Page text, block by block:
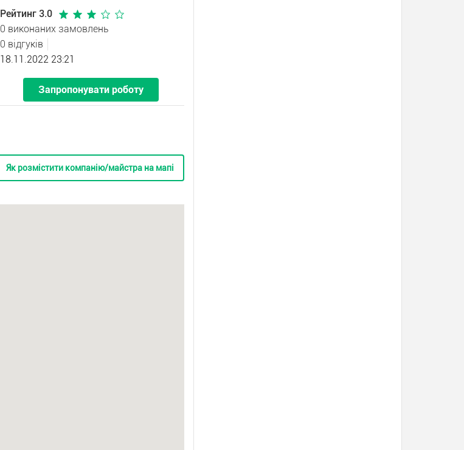
Рейтинг 3.0
0 виконаних замовлень
0 відгуків
18.11.2022 23:21
Запропонувати роботу
Як розмістити компанію/майстра на мапі